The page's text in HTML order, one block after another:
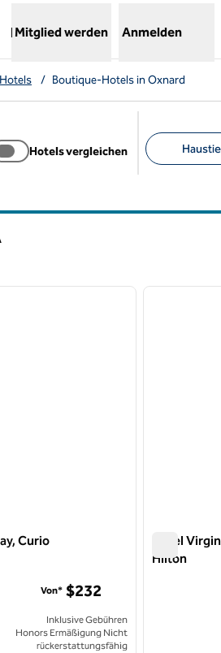
Mitglied werden Anmelden
/ Boutique-Hotels in Oxnard
Hotels vergleichen
nächstes Bild
Curio
Von* $232
Inklusive Gebühren
Honors Ermäßigung Nicht
rückerstattungsfähig
1 von 12
Hotel
Hilton